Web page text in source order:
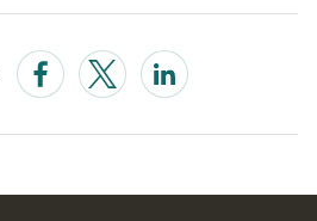
Opens in a new window
Opens in a new window
Opens in a new